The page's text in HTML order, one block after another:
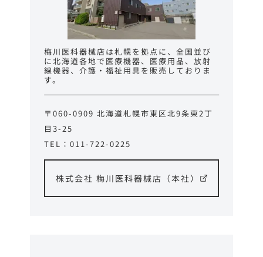
梅川医科器械店は札幌を拠点に、全国並び
に北海道各地で医療機器、医療用品、放射
線機器、介護・福祉用具を販売しておりま
す。
〒060-0909 北海道札幌市東区北9条東2丁
目3-25
TEL：011-722-0225
株式会社 梅川医科器械店（本社）